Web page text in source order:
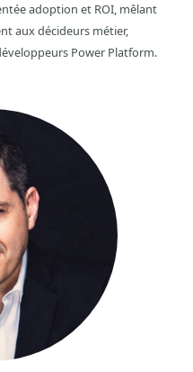
adoption et ROI, mêlant
aux décideurs métier,
Power Platform.